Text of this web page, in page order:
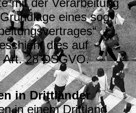
mit der Verarbeitung
eines sog.
dies auf
Art. 28 DSGVO.
in Drittländer
in einem Drittland